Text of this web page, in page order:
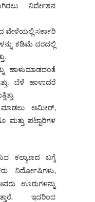
ನಿರ್ದೇಶನ
ವೇಳೆಯಲ್ಲಿ ಸರ್ಕಾರಿ
ಕಡಿಮೆ ದರದಲ್ಲಿ
ಹಾಳುಮಾಡದಂತೆ
ಬೆಳೆ ಹಾಳಾದರೆ
ಮಾಡಲು ಅಮೀರ್,
ಮತ್ತು ಪಟ್ಟಾರಿಗಳ
ಕಲ್ಯಾಣದ ಬಗ್ಗೆ
ನಿರ್ದೋಷಿಗಳು,
ಊರುಗಳನ್ನು
ಇದರಿಂದ